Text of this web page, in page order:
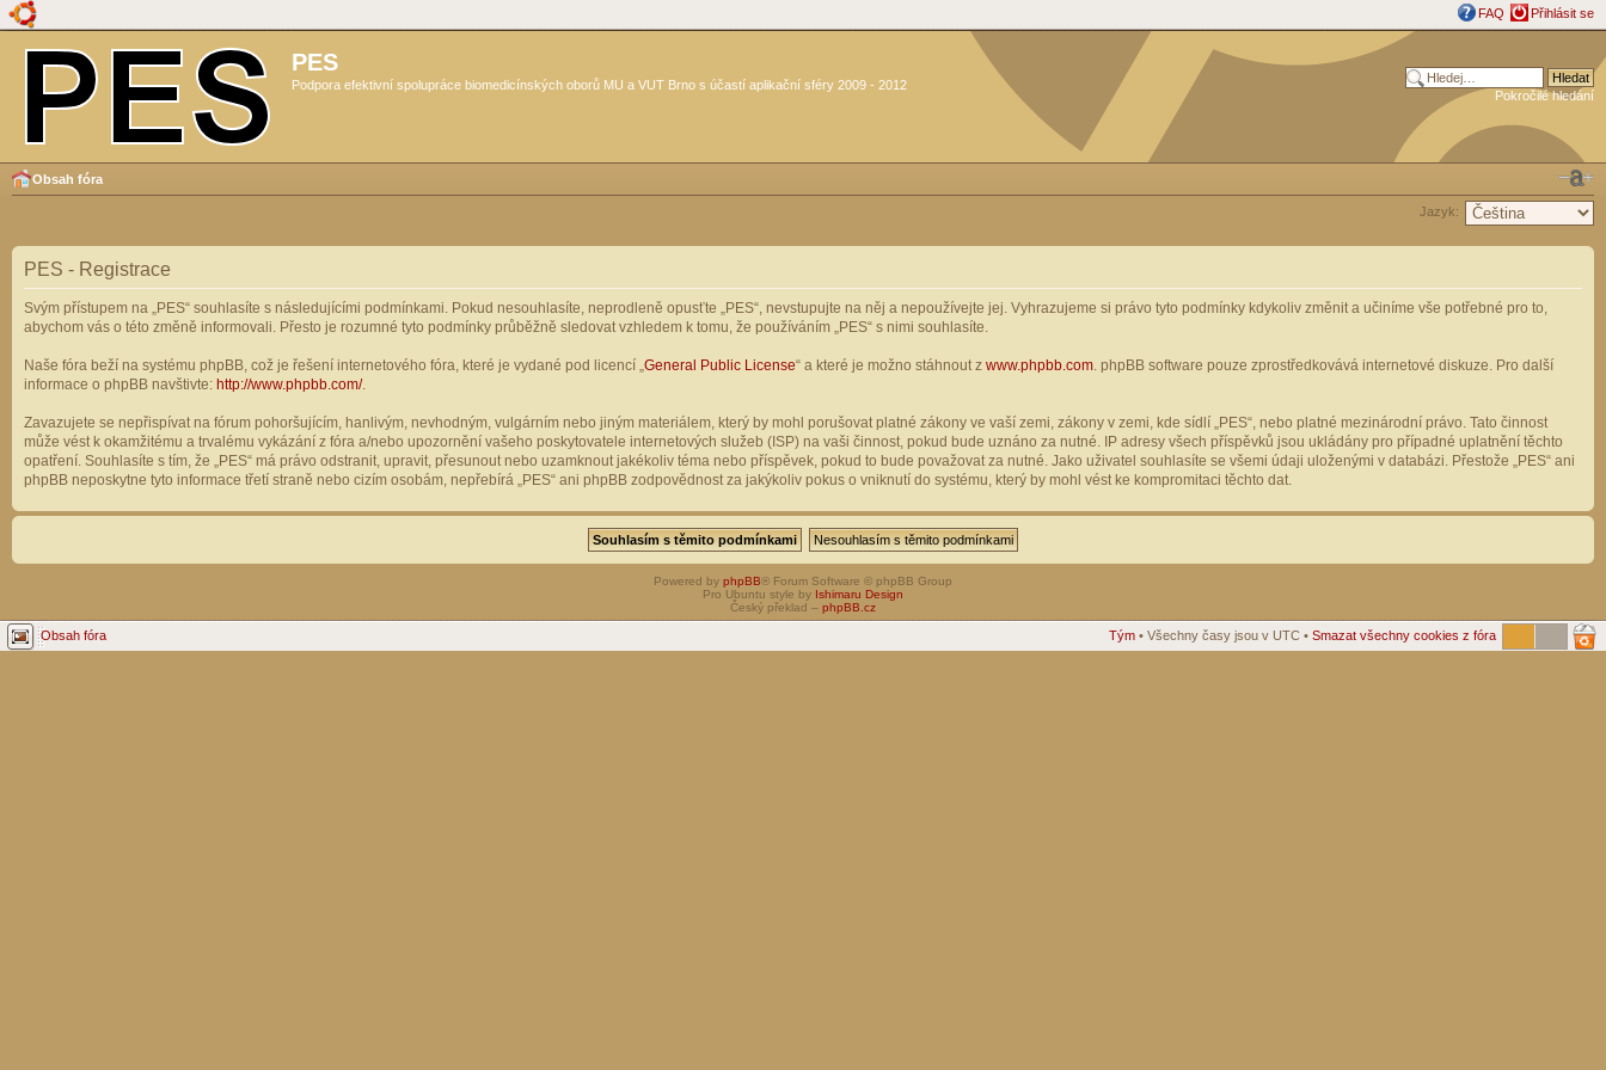
FAQ Přihlásit se
PES
Podpora efektivní spolupráce biomedicínských oborů MU a VUT Brno s účastí aplikační sféry 2009 - 2012
Pokročilé hledání
Obsah fóra
Jazyk:
PES - Registrace
Svým přístupem na „PES“ souhlasíte s následujícími podmínkami. Pokud nesouhlasíte, neprodleně opusťte „PES“, nevstupujte na něj a nepoužívejte jej. Vyhrazujeme si právo tyto podmínky kdykoliv změnit a učiníme vše potřebné pro to,
abychom vás o této změně informovali. Přesto je rozumné tyto podmínky průběžně sledovat vzhledem k tomu, že používáním „PES“ s nimi souhlasíte.
Naše fóra beží na systému phpBB, což je řešení internetového fóra, které je vydané pod licencí „ General Public License“ a které je možno stáhnout z www.phpbb.com . phpBB software pouze zprostředkovává internetové diskuze. Pro další
informace o phpBB navštivte: http://www.phpbb.com/.
Zavazujete se nepřispívat na fórum pohoršujícím, hanlivým, nevhodným, vulgárním nebo jiným materiálem, který by mohl porušovat platné zákony ve vaší zemi, zákony v zemi, kde sídlí „PES“, nebo platné mezinárodní právo. Tato činnost
může vést k okamžitému a trvalému vykázání z fóra a/nebo upozornění vašeho poskytovatele internetových služeb (ISP) na vaši činnost, pokud bude uznáno za nutné. IP adresy všech příspěvků jsou ukládány pro případné uplatnění těchto
opatření. Souhlasíte s tím, že „PES“ má právo odstranit, upravit, přesunout nebo uzamknout jakékoliv téma nebo příspěvek, pokud to bude považovat za nutné. Jako uživatel souhlasíte se všemi údaji uloženými v databázi. Přestože „PES“ ani
phpBB neposkytne tyto informace třetí straně nebo cizím osobám, nepřebírá „PES“ ani phpBB zodpovědnost za jakýkoliv pokus o vniknutí do systému, který by mohl vést ke kompromitaci těchto dat.
Powered by phpBB® Forum Software © phpBB Group
Pro Ubuntu style by Ishimaru Design
Český překlad – phpBB.cz
Obsah fóra Tým • Všechny časy jsou v UTC • Smazat všechny cookies z fóra